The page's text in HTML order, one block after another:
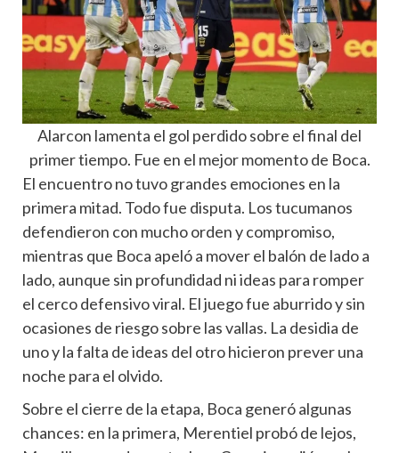
Alarcon lamenta el gol perdido sobre el final del
primer tiempo. Fue en el mejor momento de Boca.
El encuentro no tuvo grandes emociones en la
primera mitad. Todo fue disputa. Los tucumanos
defendieron con mucho orden y compromiso,
mientras que Boca apeló a mover el balón de lado a
lado, aunque sin profundidad ni ideas para romper
el cerco defensivo viral. El juego fue aburrido y sin
ocasiones de riesgo sobre las vallas. La desidia de
uno y la falta de ideas del otro hicieron prever una
noche para el olvido.
Sobre el cierre de la etapa, Boca generó algunas
chances: en la primera, Merentiel probó de lejos,